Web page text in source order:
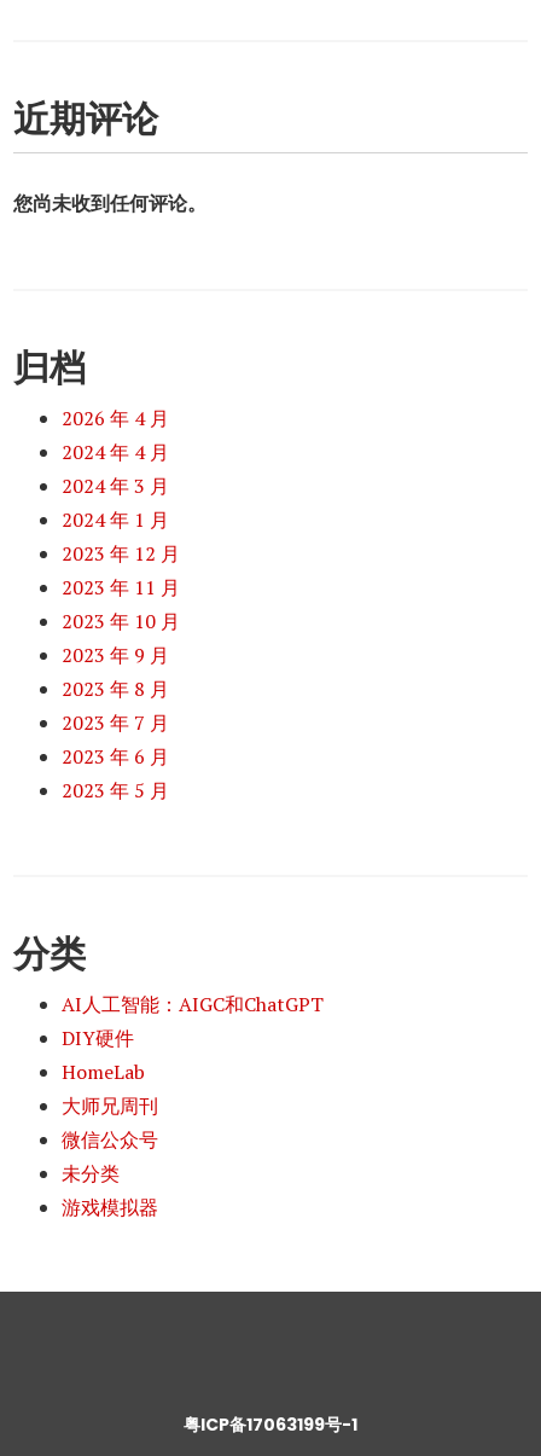
近期评论
您尚未收到任何评论。
归档
2026 年 4 月
2024 年 4 月
2024 年 3 月
2024 年 1 月
2023 年 12 月
2023 年 11 月
2023 年 10 月
2023 年 9 月
2023 年 8 月
2023 年 7 月
2023 年 6 月
2023 年 5 月
分类
AI人工智能：AIGC和ChatGPT
DIY硬件
HomeLab
大师兄周刊
微信公众号
未分类
游戏模拟器
粤ICP备17063199号-1